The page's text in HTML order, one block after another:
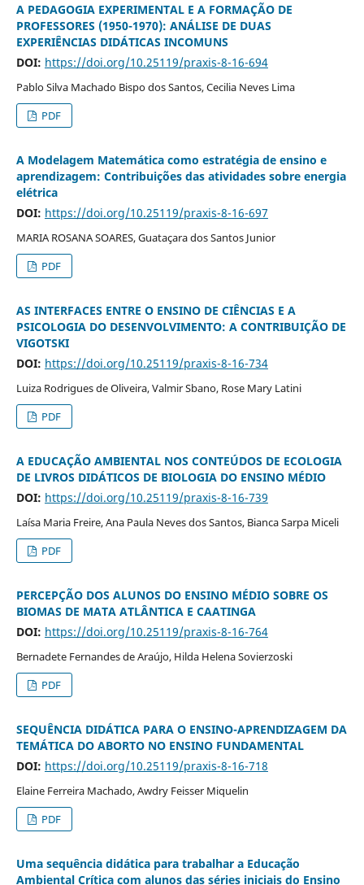
A PEDAGOGIA EXPERIMENTAL E A FORMAÇÃO DE
PROFESSORES (1950-1970): ANÁLISE DE DUAS
EXPERIÊNCIAS DIDÁTICAS INCOMUNS
DOI: https://doi.org/10.25119/praxis-8-16-694
Pablo Silva Machado Bispo dos Santos, Cecilia Neves Lima
PDF
A Modelagem Matemática como estratégia de ensino e
aprendizagem: Contribuições das atividades sobre energia
elétrica
DOI: https://doi.org/10.25119/praxis-8-16-697
MARIA ROSANA SOARES, Guataçara dos Santos Junior
PDF
AS INTERFACES ENTRE O ENSINO DE CIÊNCIAS E A
PSICOLOGIA DO DESENVOLVIMENTO: A CONTRIBUIÇÃO DE
VIGOTSKI
DOI: https://doi.org/10.25119/praxis-8-16-734
Luiza Rodrigues de Oliveira, Valmir Sbano, Rose Mary Latini
PDF
A EDUCAÇÃO AMBIENTAL NOS CONTEÚDOS DE ECOLOGIA
DE LIVROS DIDÁTICOS DE BIOLOGIA DO ENSINO MÉDIO
DOI: https://doi.org/10.25119/praxis-8-16-739
Laísa Maria Freire, Ana Paula Neves dos Santos, Bianca Sarpa Miceli
PDF
PERCEPÇÃO DOS ALUNOS DO ENSINO MÉDIO SOBRE OS
BIOMAS DE MATA ATLÂNTICA E CAATINGA
DOI: https://doi.org/10.25119/praxis-8-16-764
Bernadete Fernandes de Araújo, Hilda Helena Sovierzoski
PDF
SEQUÊNCIA DIDÁTICA PARA O ENSINO-APRENDIZAGEM DA
TEMÁTICA DO ABORTO NO ENSINO FUNDAMENTAL
DOI: https://doi.org/10.25119/praxis-8-16-718
Elaine Ferreira Machado, Awdry Feisser Miquelin
PDF
Uma sequência didática para trabalhar a Educação
Ambiental Crítica com alunos das séries iniciais do Ensino